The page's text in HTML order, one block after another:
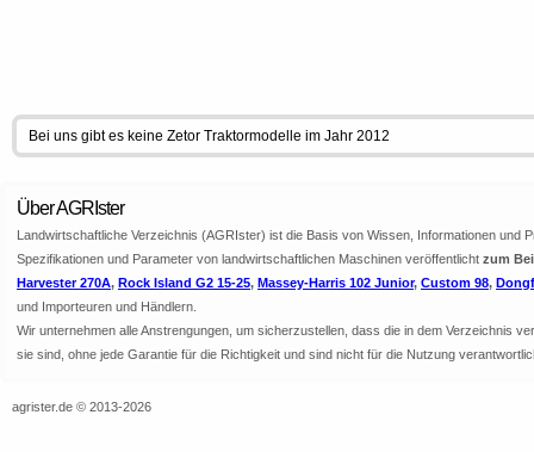
Bei uns gibt es keine Zetor Traktormodelle im Jahr 2012
Über AGRIster
Landwirtschaftliche Verzeichnis (AGRIster) ist die Basis von Wissen, Informationen
Spezifikationen und Parameter von landwirtschaftlichen Maschinen veröffentlicht zum
Harvester 270A, Rock Island G2 15-25, Massey-Harris 102 Junior, Custom 98,
und Importeuren und Händlern.
Wir unternehmen alle Anstrengungen, um sicherzustellen, dass die in dem Verzeichnis
sie sind, ohne jede Garantie für die Richtigkeit und sind nicht für die Nutzung
agrister.de © 2013-2026